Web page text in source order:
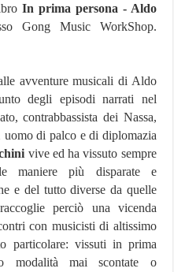
In prima persona - Aldo
Gong Music WorkShop.
avventure musicali di Aldo
degli episodi narrati nel
contrabbassista dei Nassa,
uomo di palco e di diplomazia
vive ed ha vissuto sempre
maniere più disparate e
e del tutto diverse da quelle
perciò una vicenda
con musicisti di altissimo
particolare: vissuti in prima
modalità mai scontate o